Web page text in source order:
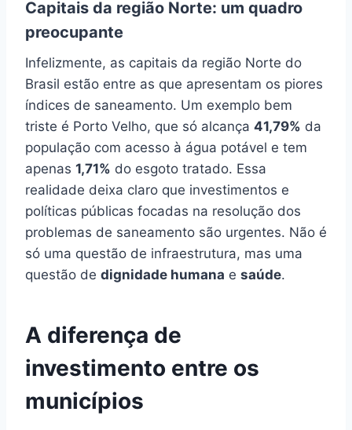
Capitais da região Norte: um quadro
preocupante
Infelizmente, as capitais da região Norte do
Brasil estão entre as que apresentam os piores
índices de saneamento. Um exemplo bem
triste é Porto Velho, que só alcança 41,79% da
população com acesso à água potável e tem
apenas 1,71% do esgoto tratado. Essa
realidade deixa claro que investimentos e
políticas públicas focadas na resolução dos
problemas de saneamento são urgentes. Não é
só uma questão de infraestrutura, mas uma
questão de dignidade humana e saúde.
A diferença de
investimento entre os
municípios